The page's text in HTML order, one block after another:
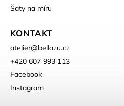
Šaty na míru
KONTAKT
atelier@bellazu.cz
+420 607 993 113
Facebook
Instagram